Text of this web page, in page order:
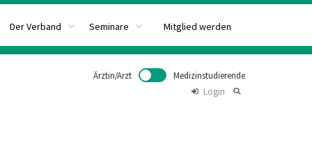
Der Verband Seminare Mitglied werden
Ärztin/Arzt
Medizinstudierende
Login